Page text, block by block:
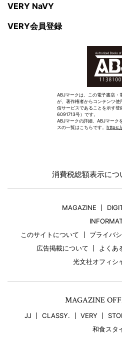
VERY NaVY
VERY会員登録
ABJマークは、この電子書店・
が、著作権者からコンテンツ使
信サービスであることを示す登
6091713号）です。
ABJマークの詳細、ABJマーク
スの一覧はこちらです。
消費税総額表示に
MAGAZINE
このサイトについて
プライバ
広告掲載について
よくあ
光文社オフィシ
MAGAZINE
JJ CLASSY. VERY
和食スタ